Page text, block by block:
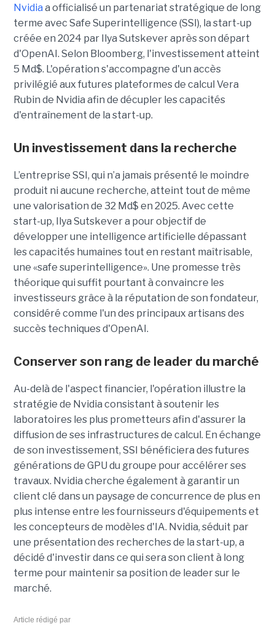
Nvidia a officialisé un partenariat stratégique de long
terme avec Safe Superintelligence (SSI), la start-up
créée en 2024 par Ilya Sutskever après son départ
d'OpenAI. Selon Bloomberg, l'investissement atteint
5 Md$. L'opération s'accompagne d'un accès
privilégié aux futures plateformes de calcul Vera
Rubin de Nvidia afin de décupler les capacités
d'entraînement de la start-up.
Un investissement dans la recherche
L’entreprise SSI, qui n’a jamais présenté le moindre
produit ni aucune recherche, atteint tout de même
une valorisation de 32 Md$ en 2025. Avec cette
start-up, Ilya Sutskever a pour objectif de
développer une intelligence artificielle dépassant
les capacités humaines tout en restant maîtrisable,
une «safe superintelligence». Une promesse très
théorique qui suffit pourtant à convaincre les
investisseurs grâce à la réputation de son fondateur,
considéré comme l'un des principaux artisans des
succès techniques d'OpenAI.
Conserver son rang de leader du marché
Au-delà de l'aspect financier, l'opération illustre la
stratégie de Nvidia consistant à soutenir les
laboratoires les plus prometteurs afin d'assurer la
diffusion de ses infrastructures de calcul. En échange
de son investissement, SSI bénéficiera des futures
générations de GPU du groupe pour accélérer ses
travaux. Nvidia cherche également à garantir un
client clé dans un paysage de concurrence de plus en
plus intense entre les fournisseurs d'équipements et
les concepteurs de modèles d'IA. Nvidia, séduit par
une présentation des recherches de la start-up, a
décidé d'investir dans ce qui sera son client à long
terme pour maintenir sa position de leader sur le
marché.
Article rédigé par